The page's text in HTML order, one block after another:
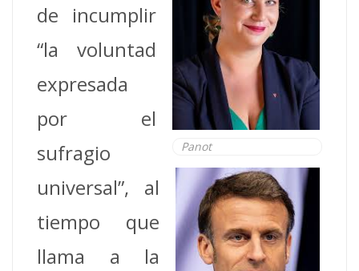
Panot
de incumplir
“la voluntad
expresada
por el
sufragio
universal”, al
tiempo que
llama a la